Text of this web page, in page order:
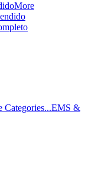
More
Categories...EMS &